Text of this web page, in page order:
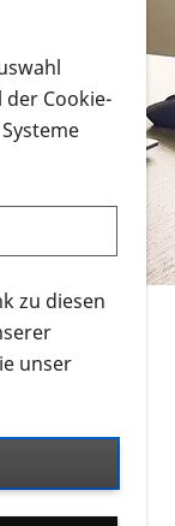
zum
Website
an.
Videos zu
werden in
der Cookie-
zu diesen
unser